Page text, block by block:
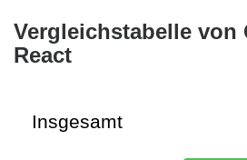
Vergleichstabelle von
React
Insgesamt